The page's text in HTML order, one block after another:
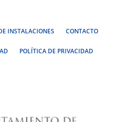
INSTALACIONES CONTACTO
POLÍTICA DE PRIVACIDAD